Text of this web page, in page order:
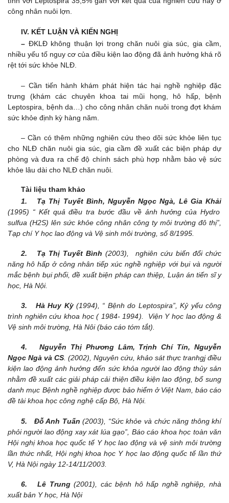
công nhân nuôi lợn.
IV. KẾT LUẬN VÀ KIẾN NGHỊ
– ĐKLĐ không thuận lợi trong chăn nuôi gia súc, gia cầm,
nhiều yếu tố nguy cơ của điều kiện lao động đã ảnh hưởng khá rõ
rệt tới sức khỏe NLĐ.
– Cần tiến hành khám phát hiện tác hại nghề nghiệp đặc
trưng (khám các chuyên khoa tai mũi họng, hô hấp, bệnh
Leptospira, bệnh da…) cho công nhân chăn nuôi trong đợt khám
sức khỏe định kỳ hàng năm.
– Cần có thêm những nghiên cứu theo dõi sức khỏe liên tục
cho NLĐ chăn nuôi gia súc, gia cầm đề xuất các biện pháp dự
phòng và đưa ra chế độ chính sách phù hợp nhằm bảo vệ sức
khỏe lâu dài cho NLĐ chăn nuôi.
Tài liệu tham khảo
1. Tạ Thị Tuyết Bình, Nguyễn Ngọc Ngà, Lê Gia Khải
(1995) “ Kết quả điều tra bước đầu về ảnh hưởng của Hydro
sulfua (H2S) lên sức khỏe công nhân công ty môi trường đô thị”,
Tạp chí Y học lao động và Vệ sinh môi trường, số 8/1995.
2. Tạ Thị Tuyết Bình (2003), nghiên cứu biến đổi chức
năng hô hấp ở công nhân tiếp xúc nghề nghiệp với bụi và người
mắc bệnh bụi phổi, đề xuất biện pháp can thiệp, Luận án tiến sĩ y
học, Hà Nội.
3. Hà Huy Kỳ(1994), “ Bệnh do Leptospira”, Kỷ yếu công
trình nghiên cứu khoa học ( 1984- 1994). Viện Y học lao động &
Vệ sinh môi trường, Hà Nôi (báo cáo tóm tắt).
4. Nguyễn Thị Phương Lâm, Trịnh Chí Tín, Nguyễn
Ngọc Ngà và CS. (2002), Nguyên cứu, khảo sát thực tranhgj điều
kiện lao động ảnh hưởng đến sức khỏa người lao động thủy sản
nhằm đề xuất các giải pháp cải thiện điều kiện lao động, bổ sung
danh mục Bệnh nghề nghiệp được bảo hiểm ở Việt Nam, báo cáo
đề tài khoa học công nghệ cấp Bộ, Hà Nội.
5. Đỗ Anh Tuấn (2003), “Sức khỏe và chức năng thông khí
phỏi người lao động xay xát lúa gạo”, Báo cáo khoa học toàn văn
Hội nghị khoa học quốc tế Y học lao động và vệ sinh môi trường
lần thức nhất, Hội nghị khoa học Y học lao động quốc tế lần thứ
V, Hà Nội ngày 12-14/11/2003.
6. Lê Trung(2001), các bệnh hô hấp nghề nghiệp, nhà
xuất bản Y học, Hà Nội